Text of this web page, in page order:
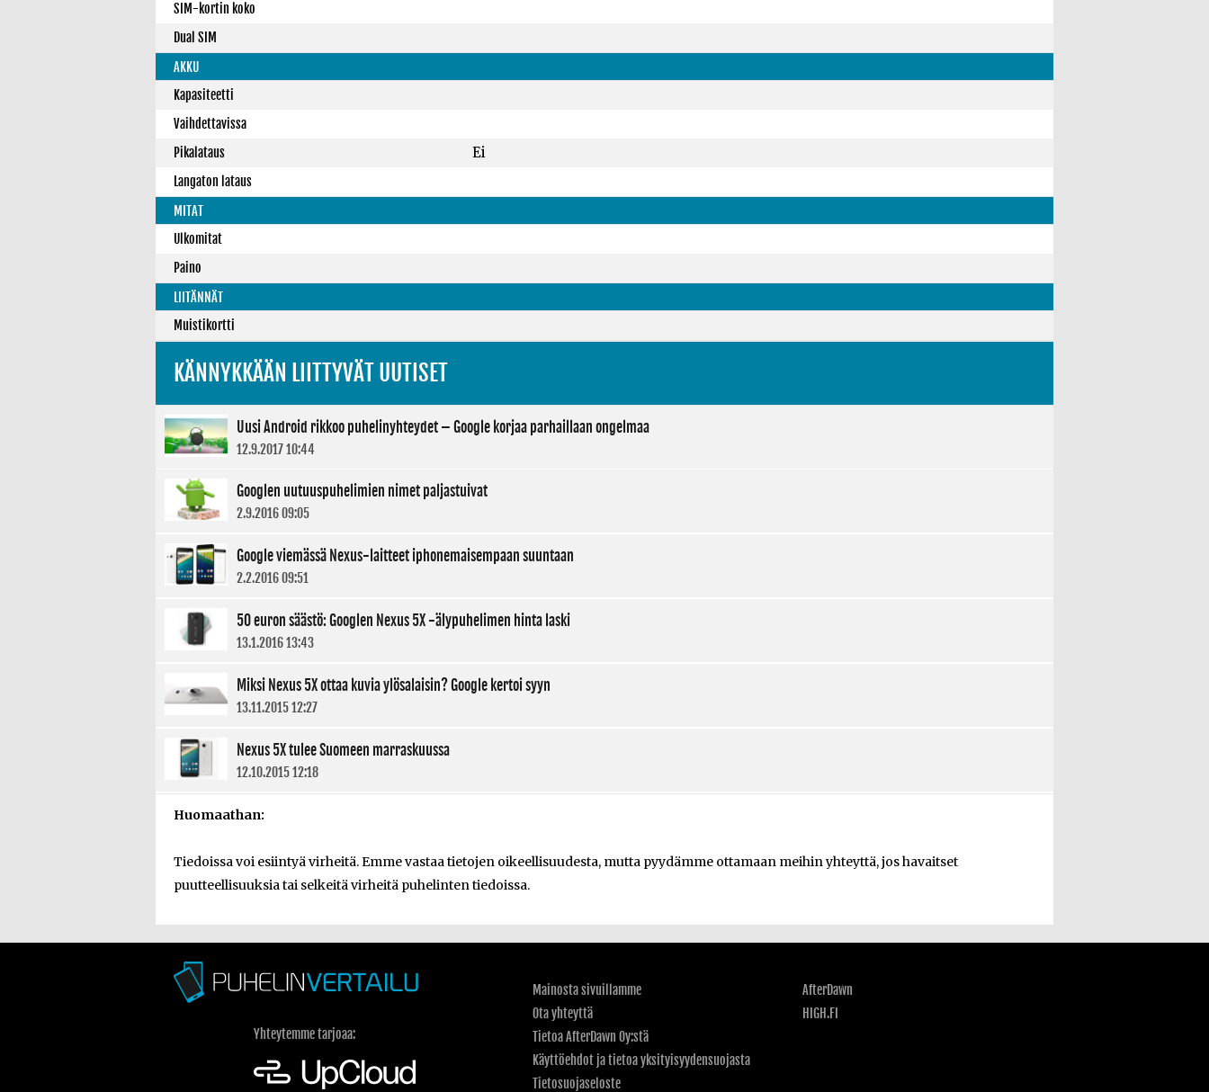
SIM-kortin koko
Dual SIM
AKKU
Kapasiteetti
Vaihdettavissa
Pikalataus
Ei
Langaton lataus
MITAT
Ulkomitat
Paino
LIITÄNNÄT
Muistikortti
KÄNNYKKÄÄN LIITTYVÄT UUTISET
Uusi Android rikkoo puhelinyhteydet – Google korjaa parhaillaan ongelmaa
12.9.2017 10:44
Googlen uutuuspuhelimien nimet paljastuivat
2.9.2016 09:05
Google viemässä Nexus-laitteet iphonemaisempaan suuntaan
2.2.2016 09:51
50 euron säästö: Googlen Nexus 5X -älypuhelimen hinta laski
13.1.2016 13:43
Miksi Nexus 5X ottaa kuvia ylösalaisin? Google kertoi syyn
13.11.2015 12:27
Nexus 5X tulee Suomeen marraskuussa
12.10.2015 12:18
Huomaathan:
Tiedoissa voi esiintyä virheitä. Emme vastaa tietojen oikeellisuudesta, mutta pyydämme ottamaan meihin yhteyttä, jos havaitset
puutteellisuuksia tai selkeitä virheitä puhelinten tiedoissa.
Yhteytemme tarjoaa:
Mainosta sivuillamme
Ota yhteyttä
Tietoa AfterDawn Oy:stä
Käyttöehdot ja tietoa yksityisyydensuojasta
Tietosuojaseloste
AfterDawn
HIGH.FI